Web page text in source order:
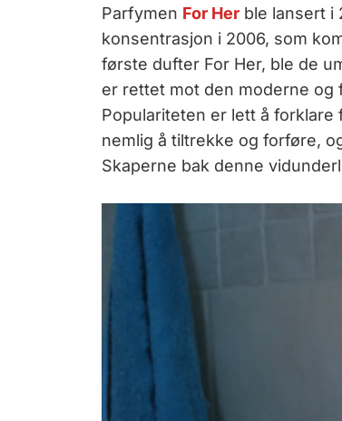
Parfymen For Herble lansert i
konsentrasjon i 2006, som
første dufter For Her, ble de
er rettet mot den moderne og
Populariteten er lett å
nemlig å tiltrekke og forføre,
Skaperne bak denne